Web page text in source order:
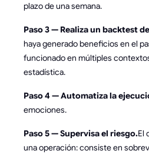
plazo de una semana.
Paso 3 — Realiza un backtest
haya generado beneficios en el
funcionado en múltiples
estadística.
Paso 4 — Automatiza la
emociones.
Paso 5 — Supervisa el riesgo.El
una operación: consiste en